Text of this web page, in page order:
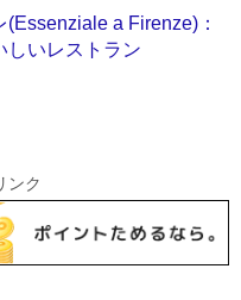
a Firenze)：
しいレストラン
ンク